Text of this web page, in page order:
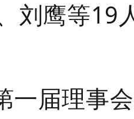
刘鹰等19
一届理事